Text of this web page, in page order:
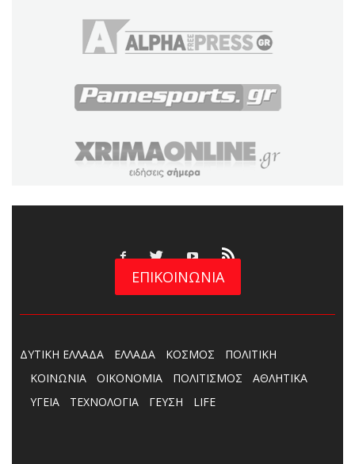
ΕΠΙΚΟΙΝΩΝΙΑ
ΔΥΤΙΚΗ ΕΛΛΑΔΑ ΕΛΛΑΔΑ ΚΟΣΜΟΣ
ΠΟΛΙΤΙΚΗ
ΚΟΙΝΩΝΙΑ
ΟΙΚΟΝΟΜΙΑ ΠΟΛΙΤΙΣΜΟΣ
ΑΘΛΗΤΙΚΑ
ΥΓΕΙΑ
ΤΕΧΝΟΛΟΓΙΑ ΓΕΥΣΗ LIFE